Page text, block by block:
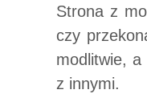
Strona z
czy
modlitwie,
z innymi.